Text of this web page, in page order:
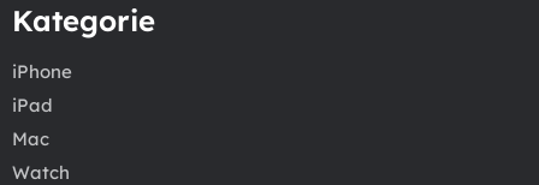
Kategorie
iPhone
iPad
Mac
Watch